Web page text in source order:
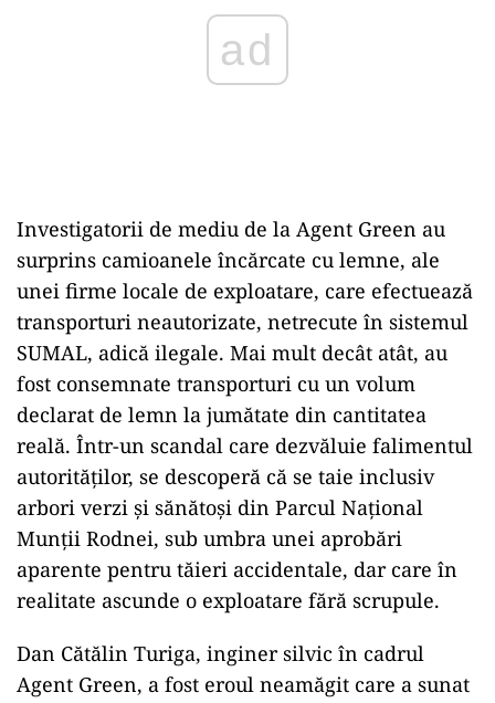
Investigatorii de mediu de la Agent Green au
surprins camioanele încărcate cu lemne, ale
unei firme locale de exploatare, care efectuează
transporturi neautorizate, netrecute în sistemul
SUMAL, adică ilegale. Mai mult decât atât, au
fost consemnate transporturi cu un volum
declarat de lemn la jumătate din cantitatea
reală. Într-un scandal care dezvăluie falimentul
autorităților, se descoperă că se taie inclusiv
arbori verzi și sănătoși din Parcul Național
Munții Rodnei, sub umbra unei aprobări
aparente pentru tăieri accidentale, dar care în
realitate ascunde o exploatare fără scrupule.
Dan Cătălin Turiga, inginer silvic în cadrul
Agent Green, a fost eroul neamăgit care a sunat